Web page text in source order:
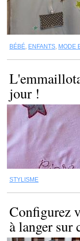
BÉBÉ, ENFANTS, MODE
jour !
STYLISME
Configurez
à langer sur